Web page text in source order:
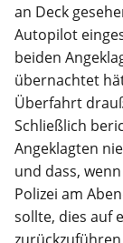
an Deck
Autopilot
beiden
übernachtet
Überfahrt
Schließlich
Angeklagten
und dass,
Polizei am
sollte, dies auf